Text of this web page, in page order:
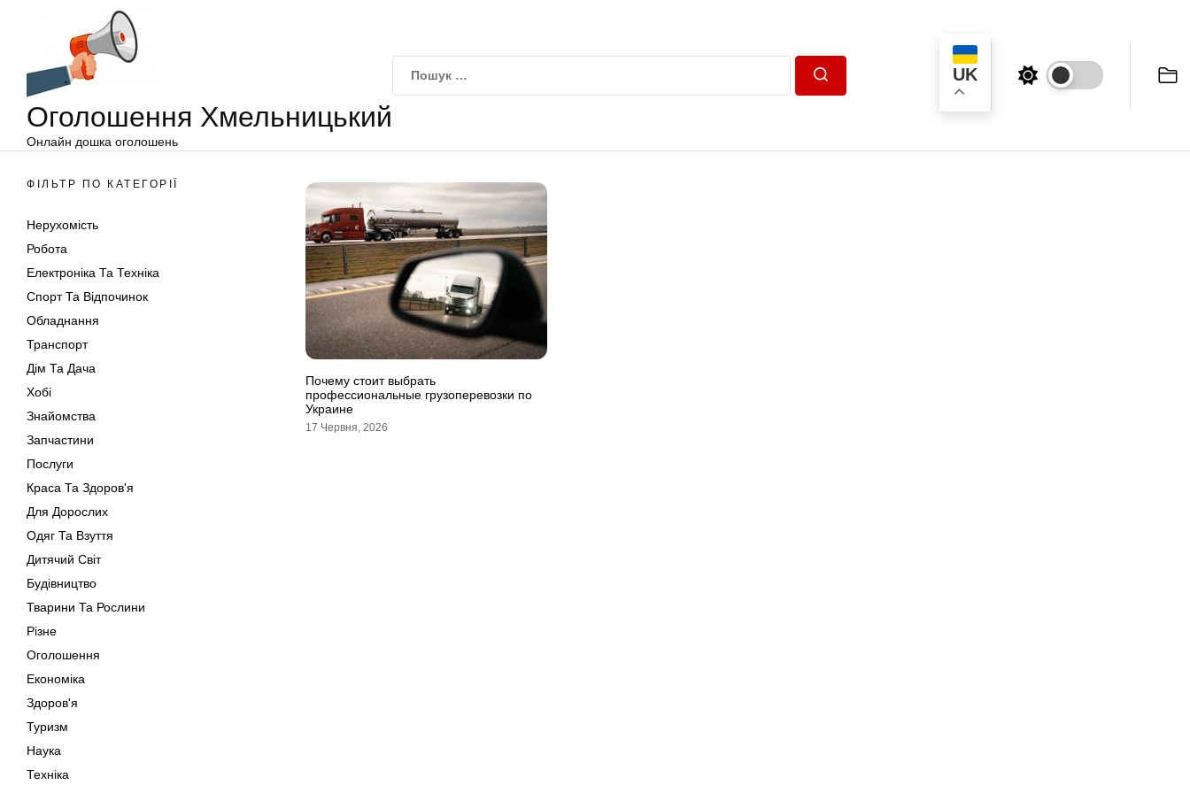
Оголошення Хмельницький
Онлайн дошка оголошень
UK
ФІЛЬТР ПО КАТЕГОРІЇ
Нерухомість
Робота
Електроніка Та Техніка
Спорт Та Відпочинок
Обладнання
Транспорт
Дім Та Дача
Хобі
Знайомства
Запчастини
Послуги
Краса Та Здоров'я
Для Дорослих
Одяг Та Взуття
Дитячий Світ
Будівництво
Тварини Та Рослини
Різне
Оголошення
Економіка
Здоров'я
Туризм
Наука
Техніка
Почему стоит выбрать
профессиональные грузоперевозки по
Украине
17 Червня, 2026